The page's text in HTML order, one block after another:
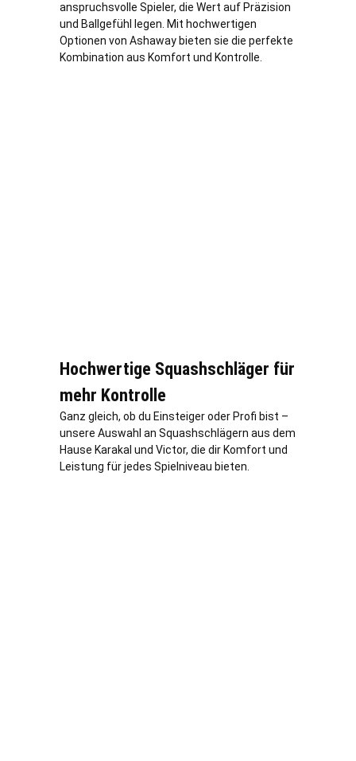
anspruchsvolle Spieler, die Wert auf Präzision
und Ballgefühl legen. Mit hochwertigen
Optionen von Ashaway bieten sie die perfekte
Kombination aus Komfort und Kontrolle.
Hochwertige Squashschläger für
mehr Kontrolle
Ganz gleich, ob du Einsteiger oder Profi bist –
unsere Auswahl an Squashschlägern aus dem
Hause Karakal und Victor, die dir Komfort und
Leistung für jedes Spielniveau bieten.